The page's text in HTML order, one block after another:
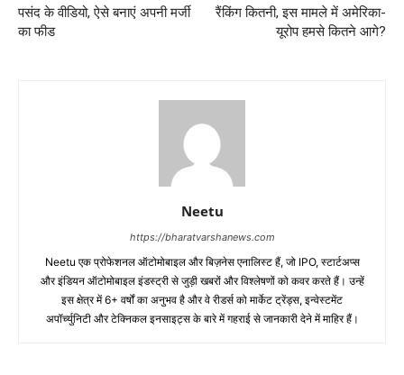
पसंद के वीडियो, ऐसे बनाएं अपनी मर्जी
का फीड
रैंकिंग कितनी, इस मामले में अमेरिका-
यूरोप हमसे कितने आगे?
Neetu
https://bharatvarshanews.com
Neetu एक प्रोफेशनल ऑटोमोबाइल और बिज़नेस एनालिस्ट हैं, जो IPO, स्टार्टअप्स
और इंडियन ऑटोमोबाइल इंडस्ट्री से जुड़ी खबरों और विश्लेषणों को कवर करते हैं। उन्हें
इस क्षेत्र में 6+ वर्षों का अनुभव है और वे रीडर्स को मार्केट ट्रेंड्स, इन्वेस्टमेंट
अपॉर्च्युनिटी और टेक्निकल इनसाइट्स के बारे में गहराई से जानकारी देने में माहिर हैं।